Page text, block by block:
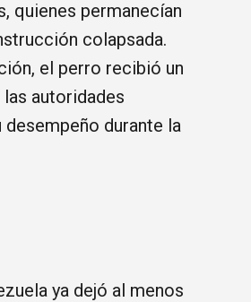
quienes permanecían
colapsada.
el perro recibió un
autoridades
durante la
ya dejó al menos